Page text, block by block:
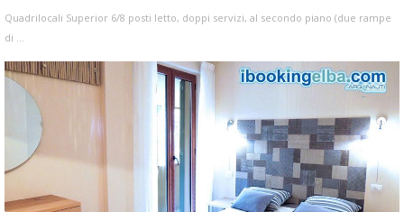
Quadrilocali Superior 6/8 posti letto, doppi servizi, al secondo piano (due rampe
di ...